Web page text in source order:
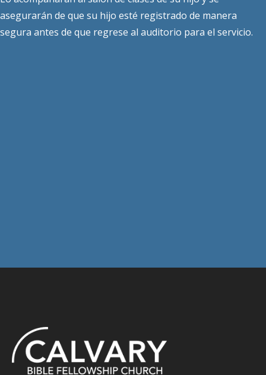
asegurarán de que su hijo esté registrado de manera
segura antes de que regrese al auditorio para el servicio.